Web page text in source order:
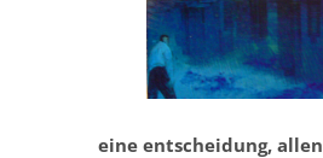
eine entscheidung, allen